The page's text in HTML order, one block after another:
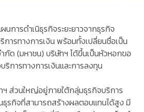
การดำเนิธุรกิจระยะยาวจากธุรกิจ
ารทางการเงิน พร้อมทั้งเปลี่ยนชื่อเป็น
ด (มหาชน) บริษัทฯ ได้ขึ้นเป็นหัวหอกขอ
การทางการเงินและการลงทุน
ส่วนใหญ่อยู่ภายใต้กลุ่มธุรกิจบริการ
ธุรกิจที่สามารถสร้างผลตอบแทนได้สูง มี